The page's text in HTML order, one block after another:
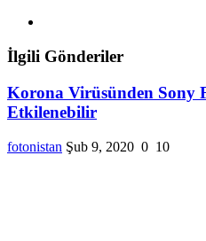
İlgili Gönderiler
Korona Virüsünden Sony
Etkilenebilir
fotonistan Şub 9, 2020 0 10